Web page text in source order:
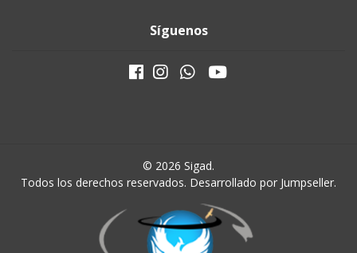
Síguenos
© 2026 Sigad.
Todos los derechos reservados. Desarrollado por Jumpseller.